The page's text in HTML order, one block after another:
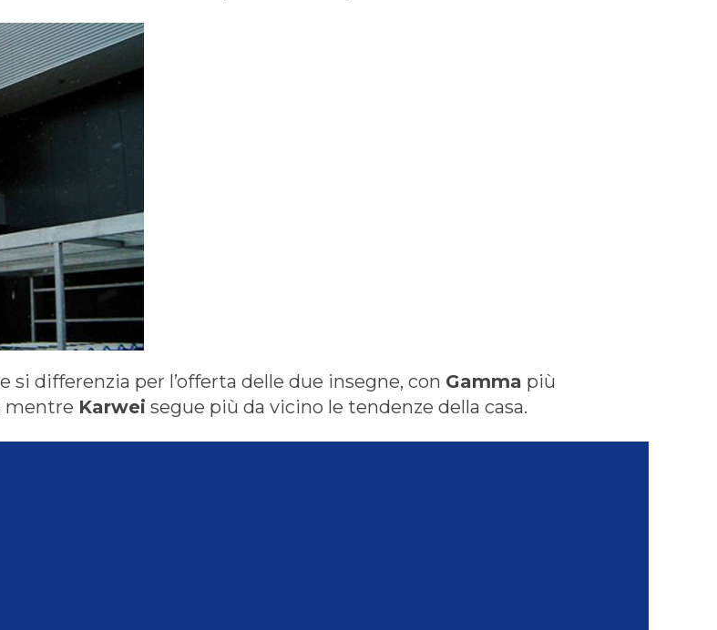
si differenzia per l’offerta delle due insegne, con Gamma più
mentre Karwei segue più da vicino le tendenze della casa.